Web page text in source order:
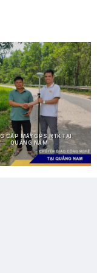
CẤP MÁY GPS RTK TẠI
QUẢNG NAM